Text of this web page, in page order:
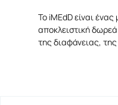
Το iMEdD είναι
αποκλειστική
της διαφάνειας,